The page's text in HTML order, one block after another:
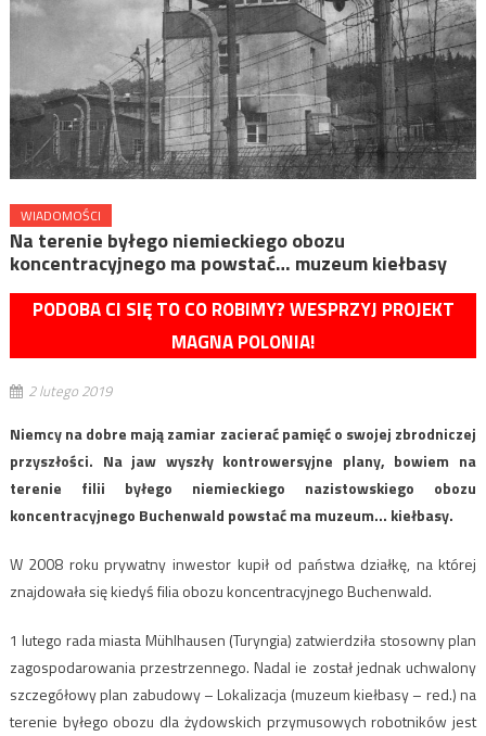
WIADOMOŚCI
Na terenie byłego niemieckiego obozu
koncentracyjnego ma powstać… muzeum kiełbasy
PODOBA CI SIĘ TO CO ROBIMY? WESPRZYJ PROJEKT
MAGNA POLONIA!
2 lutego 2019
Niemcy na dobre mają zamiar zacierać pamięć o swojej zbrodniczej
przyszłości. Na jaw wyszły kontrowersyjne plany, bowiem na
terenie filii byłego niemieckiego nazistowskiego obozu
koncentracyjnego Buchenwald powstać ma muzeum… kiełbasy.
W 2008 roku prywatny inwestor kupił od państwa działkę, na której
znajdowała się kiedyś filia obozu koncentracyjnego Buchenwald.
1 lutego rada miasta Mühlhausen (Turyngia) zatwierdziła stosowny plan
zagospodarowania przestrzennego. Nadal ie został jednak uchwalony
szczegółowy plan zabudowy – Lokalizacja (muzeum kiełbasy – red.) na
terenie byłego obozu dla żydowskich przymusowych robotników jest